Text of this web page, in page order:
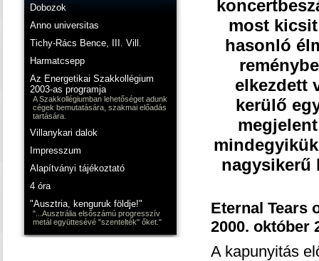
Dobozok
Anno universitas
Tichy-Rács Bence, III. Vill.
Harmatcsepp
Az Energetikai Szakkollégium
2003-as programja
A Szakkollégiumban lehetőséget adunk
cégek bemutatására, szakmai előadás
tartására.
Villanykari dalok
Impresszum
Alapítványi tájékoztató
4 óra
"Ausztria, kenguruk földje!"
"...Ausztrália elsőszámú progresszív
metál együttesévé "szentelték" őket."
most
hasonló
elkezdett
kerülő
nagysikerű
Eternal Tears
2000. október
A kapunyitás